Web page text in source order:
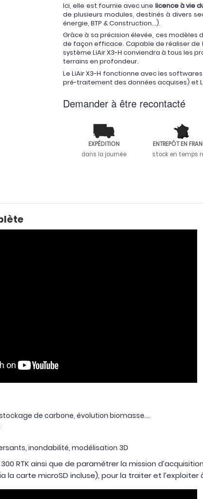
Ici, elle est fournie avec une licence à vie
de plusieurs modules, destinés à divers
énergie, BTP & Construction...).
Grâce à sa précision élevée, ces
de façon efficace. Capable de réaliser de
système LiAir X3-H conviendra à tous les
terrains en profondeur.
Le LiAir X3-H fonctionne avec les softwares
pré-traitement des données acquises) et
Demander à être recontacté
EXPÉDITION
dans la journée
ENTREPÔT EN
stock en temps
de carbone, évolution biomasse….
inondabilité, modélisation 3D
RTK ainsi que de paramétrer la mission
carte microSD incluse), pour la traiter et l’exploiter